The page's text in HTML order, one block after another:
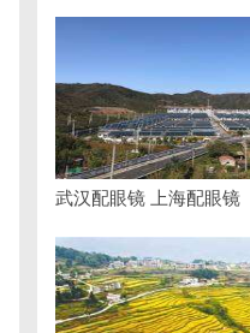
武汉配眼镜 上海配眼镜